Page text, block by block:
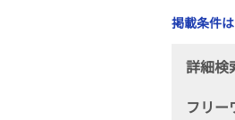
掲載条件
詳細検
フリー